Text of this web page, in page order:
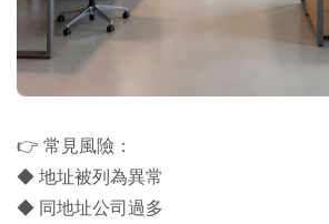
👉 常見風險：
◆ 地址被列為異常
◆ 同地址公司過多